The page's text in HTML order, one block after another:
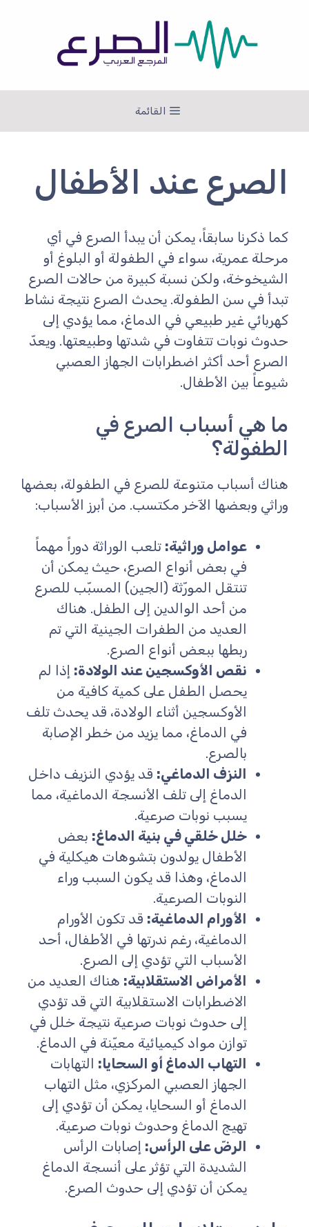
القائمة
الصرع عند الأطفال
كما ذكرنا سابقاً، يمكن أن يبدأ الصرع في أي
مرحلة عمرية، سواء في الطفولة أو البلوغ أو
الشيخوخة، ولكن نسبة كبيرة من حالات الصرع
تبدأ في سن الطفولة. يحدث الصرع نتيجة نشاط
كهربائي غير طبيعي في الدماغ، مما يؤدي إلى
حدوث نوبات تتفاوت في شدتها وطبيعتها. ويعدّ
الصرع أحد أكثر اضطرابات الجهاز العصبي
شيوعاً بين الأطفال.
ما هي أسباب الصرع في
الطفولة؟
هناك أسباب متنوعة للصرع في الطفولة، بعضها
وراثي وبعضها الآخر مكتسب. من أبرز الأسباب:
عوامل وراثية: تلعب الوراثة دوراً مهماً
في بعض أنواع الصرع، حيث يمكن أن
تنتقل المورّثة (الجين) المسبّب للصرع
من أحد الوالدين إلى الطفل. هناك
العديد من الطفرات الجينية التي تم
ربطها ببعض أنواع الصرع.
نقص الأوكسجين عند الولادة: إذا لم
يحصل الطفل على كمية كافية من
الأوكسجين أثناء الولادة، قد يحدث تلف
في الدماغ، مما يزيد من خطر الإصابة
بالصرع.
النزف الدماغي: قد يؤدي النزيف داخل
الدماغ إلى تلف الأنسجة الدماغية، مما
يسبب نوبات صرعية.
خلل خَلقي في بنية الدماغ: بعض
الأطفال يولدون بتشوهات هيكلية في
الدماغ، وهذا قد يكون السبب وراء
النوبات الصرعية.
الأورام الدماغية: قد تكون الأورام
الدماغية، رغم ندرتها في الأطفال، أحد
الأسباب التي تؤدي إلى الصرع.
الأمراض الاستقلابية: هناك العديد من
الاضطرابات الاستقلابية التي قد تؤدي
إلى حدوث نوبات صرعية نتيجة خلل في
توازن مواد كيميائية معيّنة في الدماغ.
التهاب الدماغ أو السحايا: التهابات
الجهاز العصبي المركزي، مثل التهاب
الدماغ أو السحايا، يمكن أن تؤدي إلى
تهيج الدماغ وحدوث نوبات صرعية.
الرضّ على الرأس: إصابات الرأس
الشديدة التي تؤثر على أنسجة الدماغ
يمكن أن تؤدي إلى حدوث الصرع.